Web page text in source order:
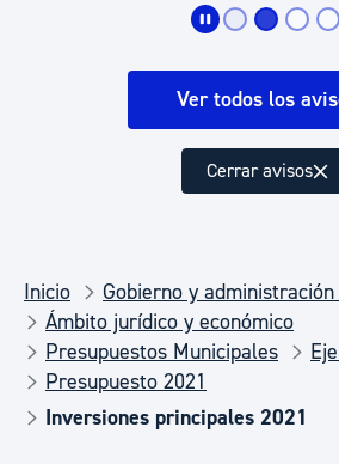
Ver todos los
Cerrar avisos
Inicio
Gobierno y
Ámbito jurídico y económico
Presupuestos Municipales
Presupuesto 2021
Inversiones principales 2021